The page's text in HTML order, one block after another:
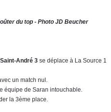
du top - Photo JD Beucher
André 3 se déplace à La Source 1
un match nul.
équipe de Saran intouchable.
la 3ème place.